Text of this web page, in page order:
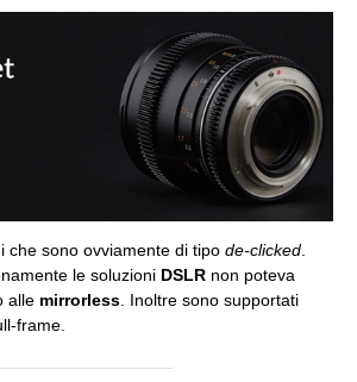
che sono ovviamente di tipo de-clicked
le soluzioni DSLR non poteva
alle mirrorless . Inoltre sono supportati
frame.